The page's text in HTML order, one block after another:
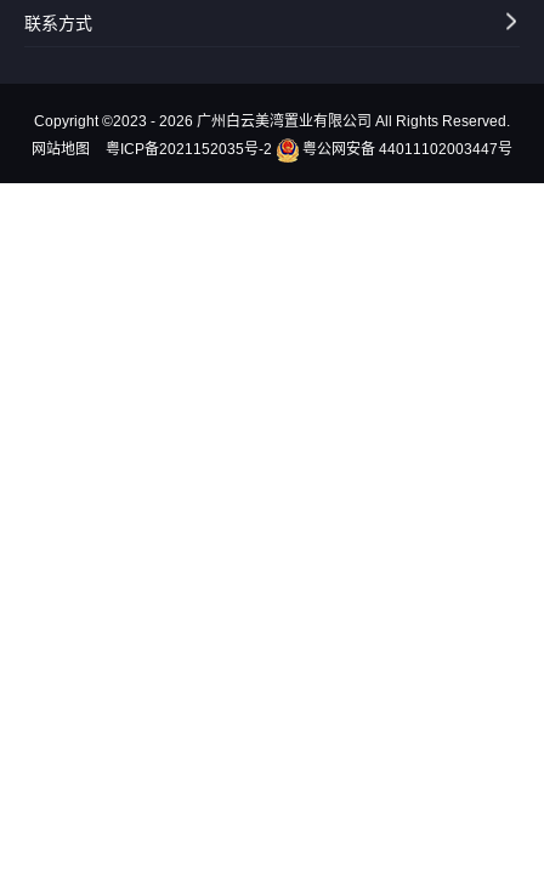
联系方式
Copyright ©2023 - 2026 广州白云美湾置业有限公司 All Rights Reserved.
网站地图
粤ICP备2021152035号-2 粤公网安备 44011102003447号